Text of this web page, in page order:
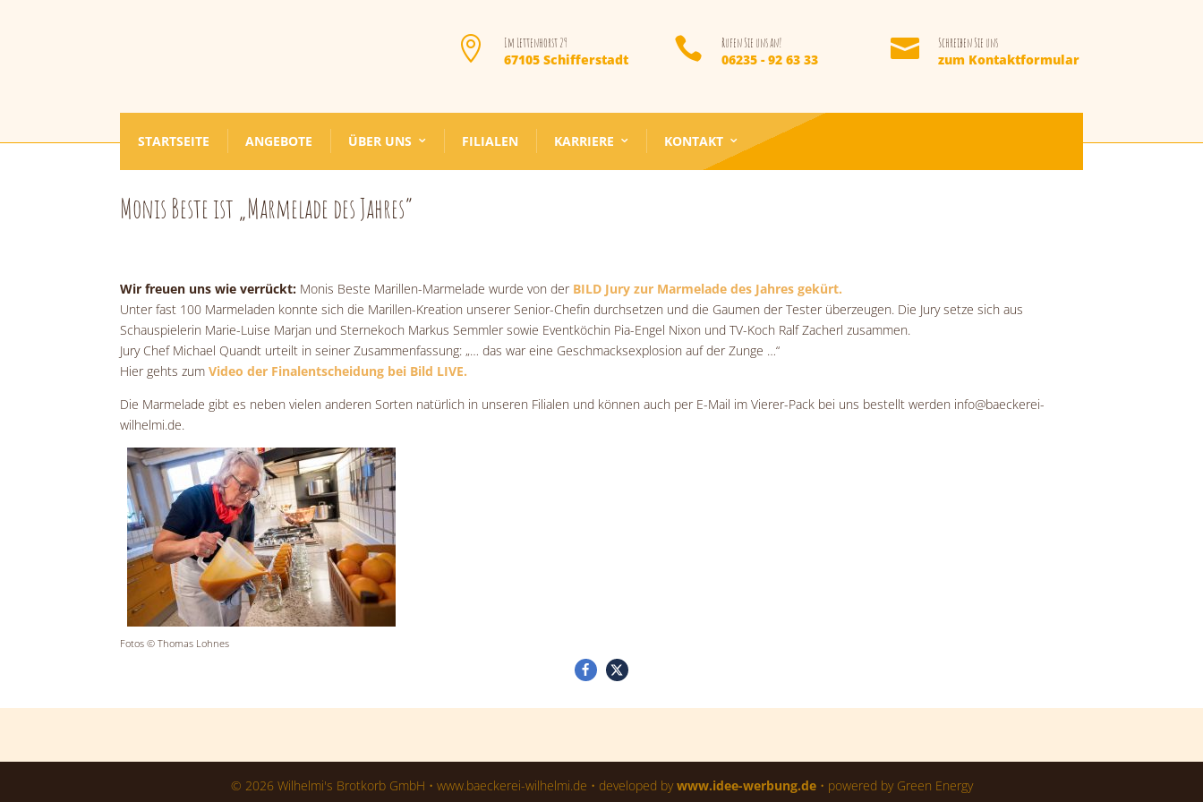
 Im Lettenhorst 29
67105 Schifferstadt  Rufen Sie uns an!
06235 - 92 63 33  Schreiben Sie uns
zum Kontaktformular
STARTSEITE ANGEBOTE ÜBER UNS FILIALEN KARRIERE KONTAKT
Monis Beste ist „Marmelade des Jahres“
Wir freuen uns wie verrückt: Monis Beste Marillen-Marmelade wurde von der BILD Jury zur Marmelade des Jahres gekürt.
Unter fast 100 Marmeladen konnte sich die Marillen-Kreation unserer Senior-Chefin durchsetzen und die Gaumen der Tester überzeugen. Die Jury setze sich aus
Schauspielerin Marie-Luise Marjan und Sternekoch Markus Semmler sowie Eventköchin Pia-Engel Nixon und TV-Koch Ralf Zacherl zusammen.
Jury Chef Michael Quandt urteilt in seiner Zusammenfassung: „… das war eine Geschmacksexplosion auf der Zunge …“
Hier gehts zumVideo der Finalentscheidung bei Bild LIVE.
Die Marmelade gibt es neben vielen anderen Sorten natürlich in unseren Filialen und können auch per E-Mail im Vierer-Pack bei uns bestellt werden info@baeckerei-
wilhelmi.de.
Fotos © Thomas Lohnes
© 2026Wilhelmi's Brotkorb GmbH • www.baeckerei-wilhelmi.de • developed bywww.idee-werbung.de• powered by Green Energy